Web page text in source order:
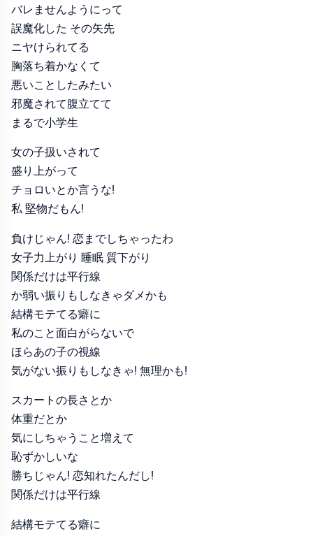
バレませんようにって
誤魔化した その矢先
ニヤけられてる
胸落ち着かなくて
悪いことしたみたい
邪魔されて腹立てて
まるで小学生
女の子扱いされて
盛り上がって
チョロいとか言うな!
私 堅物だもん!
負けじゃん! 恋までしちゃったわ
女子力上がり 睡眠 質下がり
関係だけは平行線
か弱い振りもしなきゃダメかも
結構モテてる癖に
私のこと面白がらないで
ほらあの子の視線
気がない振りもしなきゃ! 無理かも!
スカートの長さとか
体重だとか
気にしちゃうこと増えて
恥ずかしいな
勝ちじゃん! 恋知れたんだし!
関係だけは平行線
結構モテてる癖に